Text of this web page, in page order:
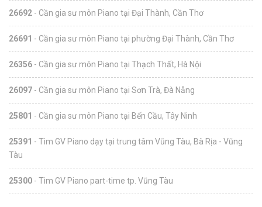
26692 - Cần gia sư môn Piano tại Đại Thành, Cần Thơ
26691 - Cần gia sư môn Piano tại phường Đại Thành, Cần Thơ
26356 - Cần gia sư môn Piano tại Thạch Thất, Hà Nội
26097 - Cần gia sư môn Piano tại Sơn Trà, Đà Nẵng
25801 - Cần gia sư môn Piano tại Bến Cầu, Tây Ninh
25391 - Tìm GV Piano dạy tại trung tâm Vũng Tàu, Bà Rịa - Vũng
Tàu
25300 - Tìm GV Piano part-time tp. Vũng Tàu